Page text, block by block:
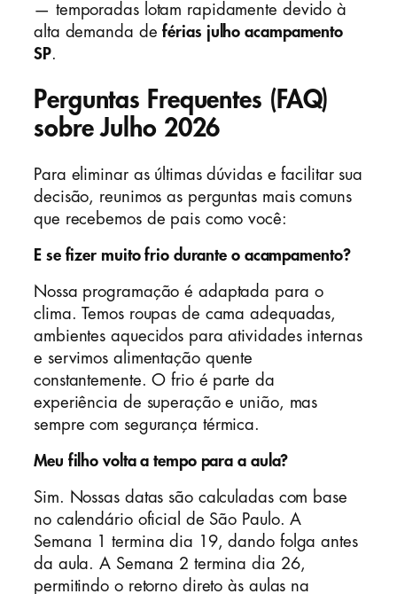
— temporadas lotam rapidamente devido à
alta demanda deférias julho acampamento
SP.
Perguntas Frequentes (FAQ)
sobre Julho 2026
Para eliminar as últimas dúvidas e facilitar sua
decisão, reunimos as perguntas mais comuns
que recebemos de pais como você:
E se fizer muito frio durante o acampamento?
Nossa programação é adaptada para o
clima. Temos roupas de cama adequadas,
ambientes aquecidos para atividades internas
e servimos alimentação quente
constantemente. O frio é parte da
experiência de superação e união, mas
sempre com segurança térmica.
Meu filho volta a tempo para a aula?
Sim. Nossas datas são calculadas com base
no calendário oficial de São Paulo. A
Semana 1 termina dia 19, dando folga antes
da aula. A Semana 2 termina dia 26,
permitindo o retorno direto às aulas na